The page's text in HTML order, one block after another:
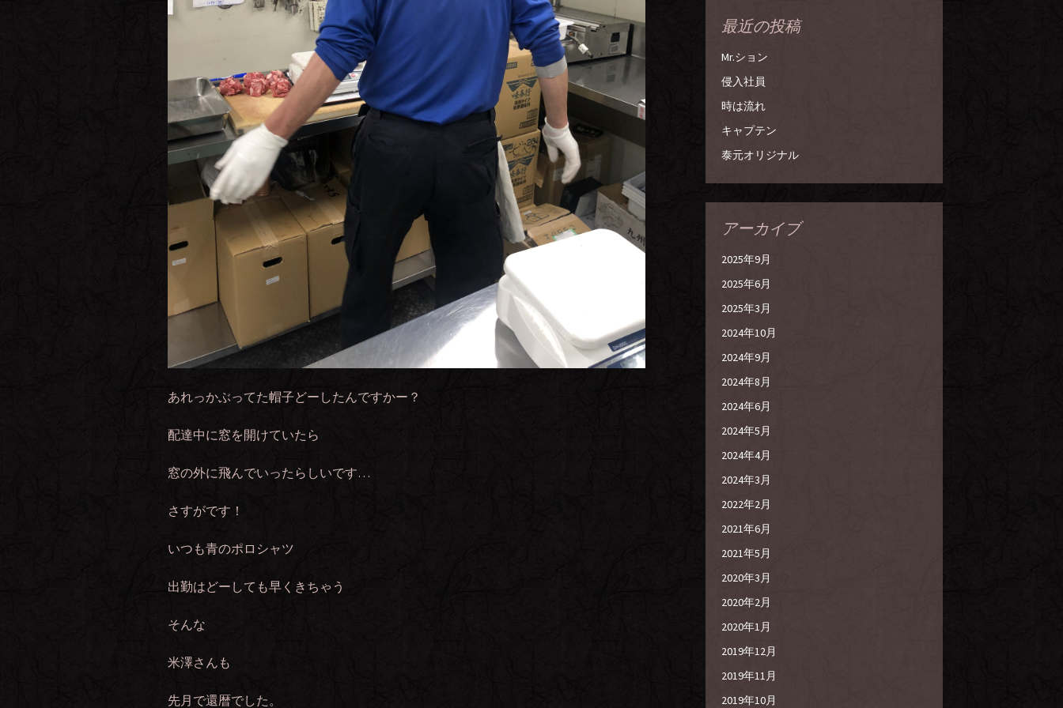
あれっかぶってた帽子どーしたんですかー？
配達中に窓を開けていたら
窓の外に飛んでいったらしいです…
さすがです！
いつも青のポロシャツ
出勤はどーしても早くきちゃう
そんな
米澤さんも
先月で還暦でした。
最近の投稿
Mr.ション
侵入社員
時は流れ
キャプテン
泰元オリジナル
アーカイブ
2025年9月
2025年6月
2025年3月
2024年10月
2024年9月
2024年8月
2024年6月
2024年5月
2024年4月
2024年3月
2022年2月
2021年6月
2021年5月
2020年3月
2020年2月
2020年1月
2019年12月
2019年11月
2019年10月